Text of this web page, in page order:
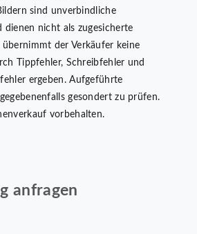
sind unverbindliche
dienen nicht als zugesicherte
übernimmt der Verkäufer keine
Tippfehler, Schreibfehler und
ergeben. Aufgeführte
gesondert zu prüfen.
vorbehalten.
anfragen